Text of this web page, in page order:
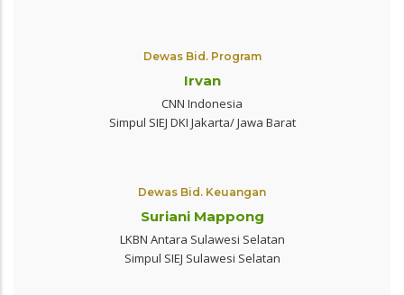
Dewas Bid. Program
Irvan
CNN Indonesia
Simpul SIEJ DKI Jakarta/ Jawa Barat
Dewas Bid. Keuangan
Suriani Mappong
LKBN Antara Sulawesi Selatan
Simpul SIEJ Sulawesi Selatan